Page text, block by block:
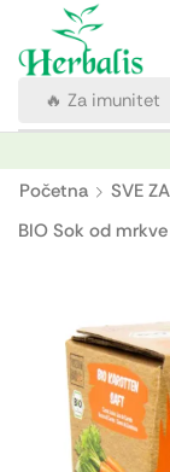
🔥 Za imunitet
Početna SVE
BIO Sok od